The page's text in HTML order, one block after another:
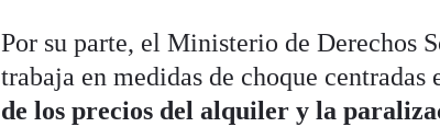
Por su parte, el Ministerio de Derechos
trabaja en medidas de choque
de los precios del alquiler y la